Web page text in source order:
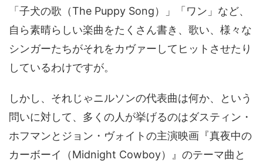
「子犬の歌（The Puppy Song）」「ワン」など、
自ら素晴らしい楽曲をたくさん書き、歌い、様々な
シンガーたちがそれをカヴァーしてヒットさせたり
しているわけですが。
しかし、それじゃニルソンの代表曲は何か、という
問いに対して、多くの人が挙げるのはダスティン・
ホフマンとジョン・ヴォイトの主演映画『真夜中の
カーボーイ（Midnight Cowboy）』のテーマ曲と